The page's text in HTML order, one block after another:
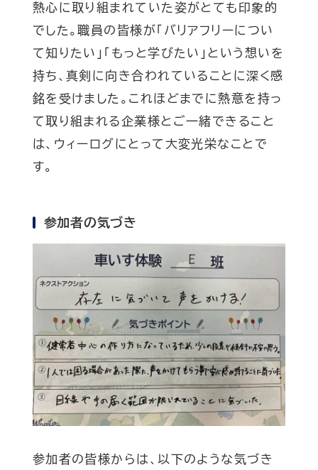
熱心に取り組まれていた姿がとても印象的
でした。職員の皆様が「バリアフリーについ
て知りたい」「もっと学びたい」という想いを
持ち、真剣に向き合われていることに深く感
銘を受けました。これほどまでに熱意を持っ
て取り組まれる企業様とご一緒できること
は、ウィーログにとって大変光栄なことで
す。
参加者の気づき
参加者の皆様からは、以下のような気づき